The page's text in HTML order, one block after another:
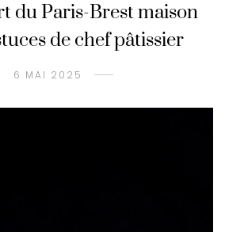
du Paris-Brest maison
de chef pâtissier
6 MAI 2025